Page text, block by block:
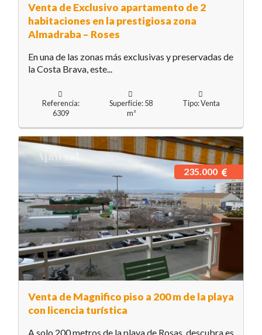
Venta de Exclusivo apartamento de 2
habitaciones en la prestigiosa zona
Almadraba – Roses
En una de las zonas más exclusivas y preservadas de
la Costa Brava, este...
Referencia:
6309
Superfície: 58
m²
Tipo: Venta
Venta de Magnifico piso a 200 m de la playa
con licencia turística
235.000
A solo 200 metros de la playa de Rosas, descubra es